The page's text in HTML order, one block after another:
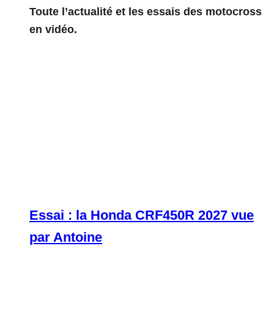
Toute l’actualité et les essais des motocross
en vidéo.
Essai : la Honda CRF450R 2027 vue
par Antoine